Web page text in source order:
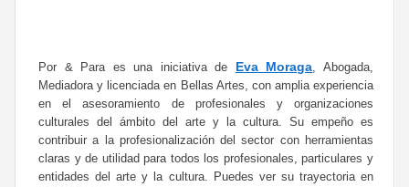
Por & Para es una iniciativa de Eva Moraga, Abogada,
Mediadora y licenciada en Bellas Artes, con amplia experiencia
en el asesoramiento de profesionales y organizaciones
culturales del ámbito del arte y la cultura. Su empeño es
contribuir a la profesionalización del sector con herramientas
claras y de utilidad para todos los profesionales, particulares y
entidades del arte y la cultura. Puedes ver su trayectoria en